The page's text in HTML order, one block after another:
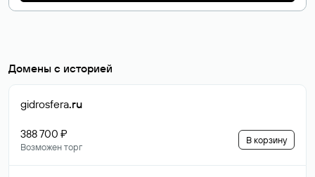
Домены с историей
gidrosfera.ru
388 700 ₽
Возможен торг
В корзину